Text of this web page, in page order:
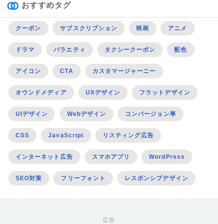
おすすめタグ
クーポン サブスクリプション 映画 アニメ
ドラマ バラエティ タクシークーポン 配色
アイコン CTA カスタマージャーニー
オウンドメディア UXデザイン フラットデザイン
UIデザイン Webデザイン コンバージョン率
CSS JavaScript リスティング広告
インターネット広告 スマホアプリ WordPress
SEO対策 フリーフォント レスポンシブデザイン
広告